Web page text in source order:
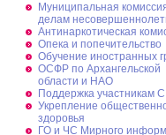
Муниципальная
делам
Антинаркотическая
Опека и попечительство
Обучение иностранных
ОСФР по Архангельской
области и НАО
Поддержка участникам
Укрепление
здоровья
ГО и ЧС Мирного